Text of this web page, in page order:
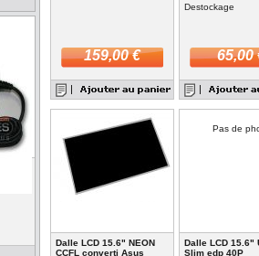
159,00 €
Destockage
65,00
Dalle LCD 15.6" NEON
CCFL converti Asus
Pas de
Dalle LCD 15.6"
Slim edp 40P